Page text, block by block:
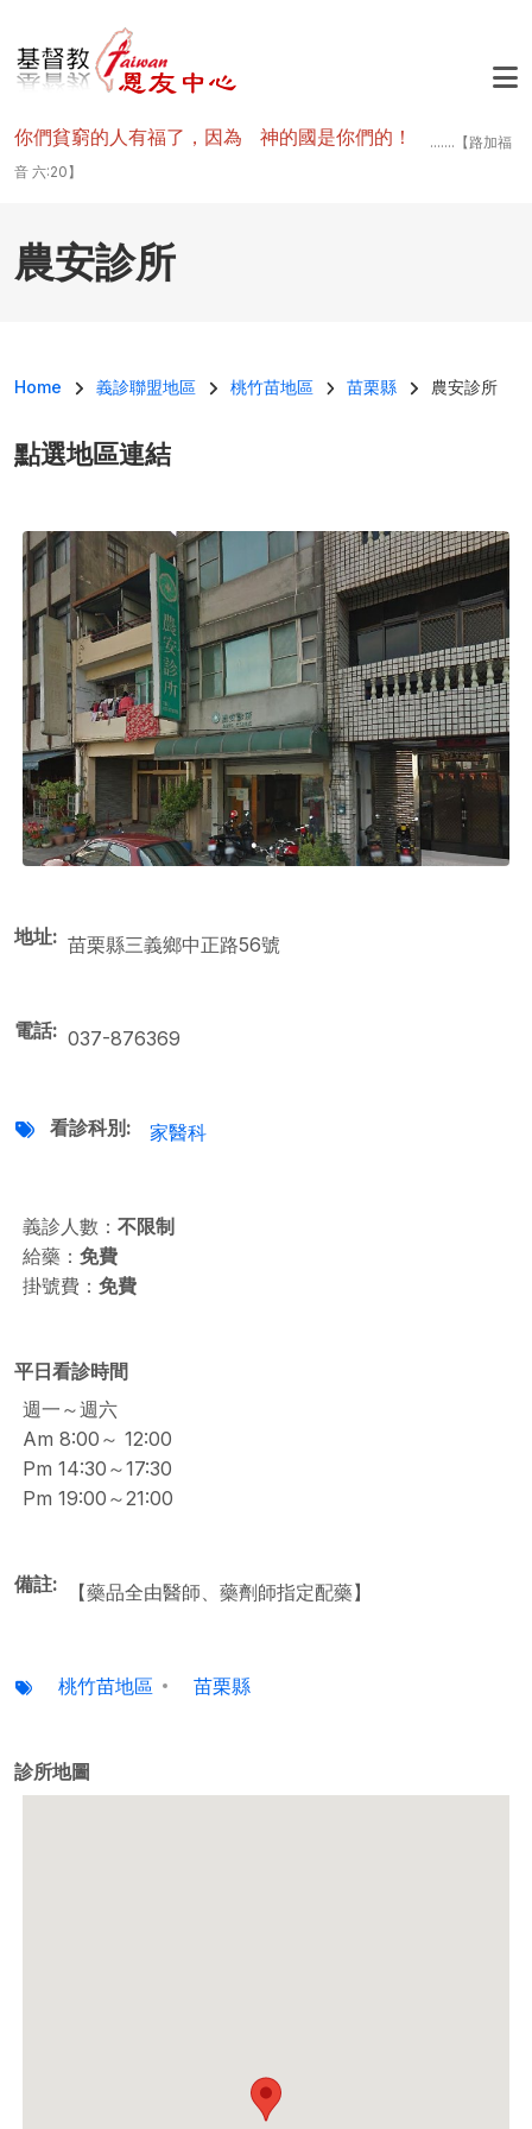
你們貧窮的人有福了，因為 神的國是你們的！
.......【路加福
音 六:20】
農安診所
導航連結
Home 義診聯盟地區 桃竹苗地區 苗栗縣 農安診所
點選地區連結
地址 苗栗縣三義鄉中正路56號
電話 037-876369
看診科別 家醫科
義診人數： 不限制
給藥： 免費
掛號費： 免費
平日看診時間
週一～週六
Am 8:00～ 12:00
Pm 14:30～17:30
Pm 19:00～21:00
備註 【藥品全由醫師、藥劑師指定配藥】
桃竹苗地區 苗栗縣
診所地圖